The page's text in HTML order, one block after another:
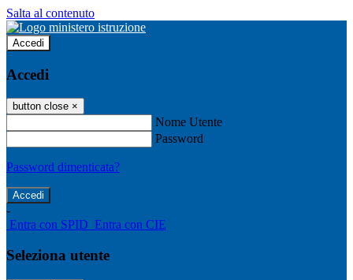
Salta al contenuto
Accedi
Accedi
button close ×
Nome Utente
Password
Password dimenticata?
-
Entra con SPID Entra con CIE
Seleziona utente